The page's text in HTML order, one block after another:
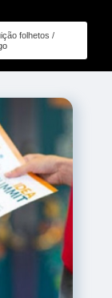
folhetos